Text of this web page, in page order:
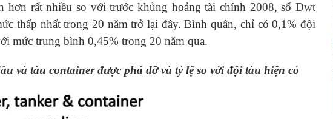
rất nhiều so với trước khủng hoảng tài chính 2008, số Dwt
thấp nhất trong 20 năm trở lại đây. Bình quân, chỉ có 0,1% đội
mức trung bình 0,45% trong 20 năm qua.
và tàu container được phá dỡ và tỷ lệ so với đội tàu hiện có